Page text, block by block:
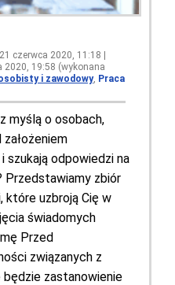
czerwca 2020, 11:18 |
19:58 (wykonana
i zawodowy, Praca
myślą o osobach,
szukają odpowiedzi na
Przedstawiamy zbiór
które uzbroją Cię w
świadomych
Przed
związanych z
będzie zastanowienie